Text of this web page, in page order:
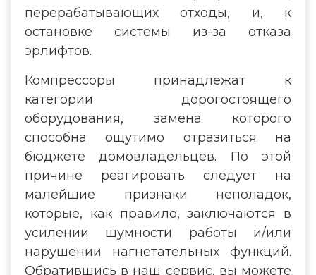
перерабатывающих отходы, и, к
остановке системы из-за отказа
эрлифтов.
Компрессоры принадлежат к
категории дорогостоящего
оборудования, замена которого
способна ощутимо отразиться на
бюджете домовладельцев. По этой
причине реагировать следует на
малейшие признаки неполадок,
которые, как правило, заключаются в
усилении шумности работы и/или
нарушении нагнетательных функций.
Обратившись в наш сервис, вы можете